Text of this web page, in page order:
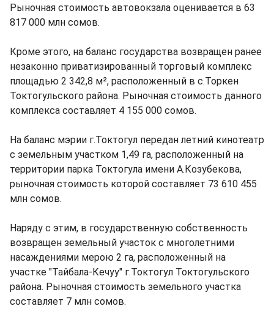
Рыночная стоимость автовокзала оценивается в 63
817 000 млн сомов.
Кроме этого, на баланс государства возвращен ранее
незаконно приватизированный торговый комплекс
площадью 2 342,8 м², расположенный в с.Торкен
Токтогульского района. Рыночная стоимость данного
комплекса составляет 4 155 000 сомов.
На баланс мэрии г.Токтогул передан летний кинотеатр
с земельным участком 1,49 га, расположенный на
территории парка Токтогула имени А.Козубекова,
рыночная стоимость которой составляет 73 610 455
млн сомов.
Наряду с этим, в государственную собственность
возвращен земельный участок с многолетними
насаждениями мерою 2 га, расположенный на
участке "Тайбала-Кечуу" г.Токтогул Токтогульского
района. Рыночная стоимость земельного участка
составляет 7 млн сомов.